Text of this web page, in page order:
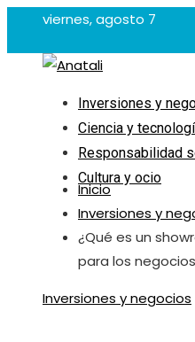
viernes, agosto 7
Inversiones y
Ciencia y
Responsabilidad
Cultura y ocio
Inicio
Inversiones y
¿Qué es un
para los
Inversiones y negocios